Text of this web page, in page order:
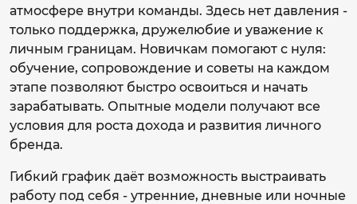
атмосфере внутри команды. Здесь нет давления -
только поддержка, дружелюбие и уважение к
личным границам. Новичкам помогают с нуля:
обучение, сопровождение и советы на каждом
этапе позволяют быстро освоиться и начать
зарабатывать. Опытные модели получают все
условия для роста дохода и развития личного
бренда.
Гибкий график даёт возможность выстраивать
работу под себя - утренние, дневные или ночные